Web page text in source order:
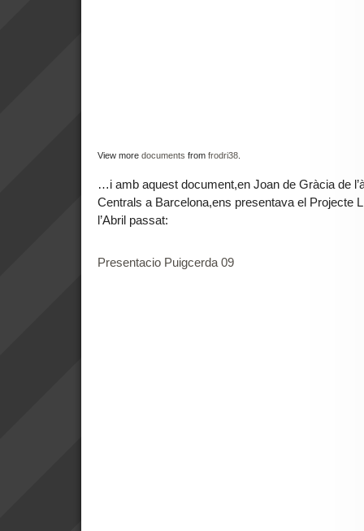
View more documents from frodri38
…i amb aquest document,en Joan de Gràcia de
Centrals a Barcelona,ens presentava el Projecte
l’Abril passat:
Presentacio Puigcerda 09